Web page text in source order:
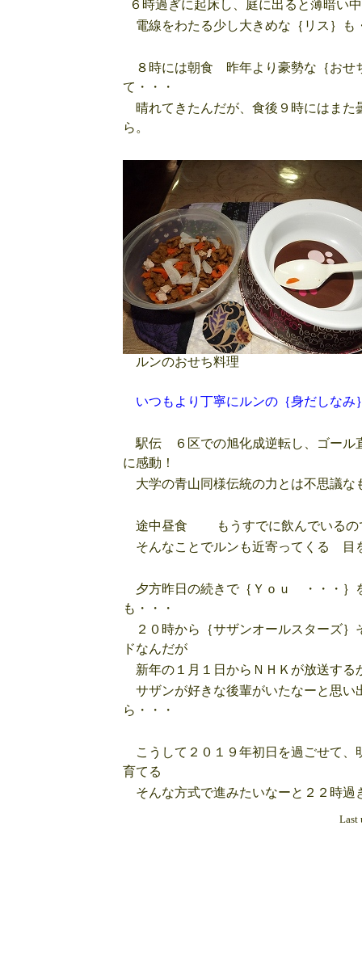
６時過ぎに起床し、庭に出ると薄暗い
電線をわたる少し大きめな｛リス｝も
８時には朝食 昨年より豪勢な｛おせ
て・・・
晴れてきたんだが、食後９時にはま
ら。
ルンのおせち料理
いつもより丁寧にルンの｛身だしな
駅伝 ６区での旭化成逆転し、ゴール
に感動！
大学の青山同様伝統の力とは不思議な
途中昼食 もうすでに飲んでいるの
そんなことでルンも近寄ってくる 目
夕方昨日の続きで｛Ｙｏｕ ・・・｝
も・・・
２０時から｛サザンオールスターズ
ドなんだが
新年の１月１日からＮＨＫが放送する
サザンが好きな後輩がいたなーと思い
ら・・・
こうして２０１９年初日を過ごせて
育てる
そんな方式で進みたいなーと２２時過
Last